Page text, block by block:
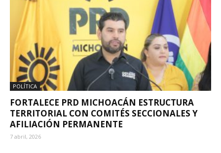
POLÍTICA
FORTALECE PRD MICHOACÁN ESTRUCTURA
TERRITORIAL CON COMITÉS SECCIONALES Y
AFILIACIÓN PERMANENTE
7 abril, 2026